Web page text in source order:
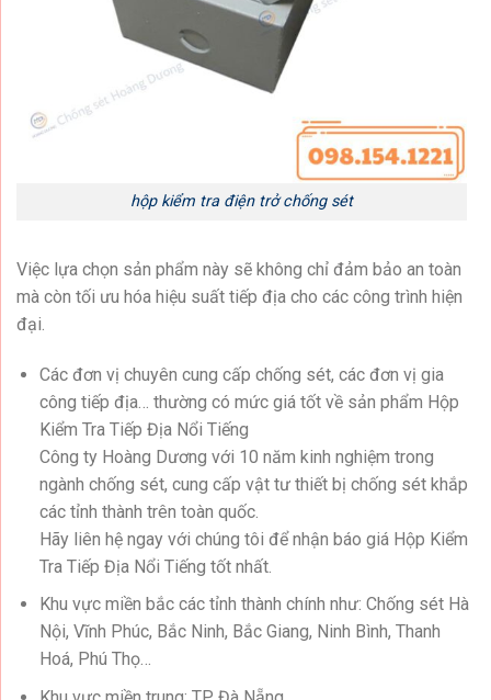
hộp kiểm tra điện trở chống sét
Việc lựa chọn sản phẩm này sẽ không chỉ đảm bảo an toàn
mà còn tối ưu hóa hiệu suất tiếp địa cho các công trình hiện
đại.
Các đơn vị chuyên cung cấp chống sét, các đơn vị gia
công tiếp địa… thường có mức giá tốt về sản phẩm Hộp
Kiểm Tra Tiếp Địa Nổi Tiếng
Công ty Hoàng Dương với 10 năm kinh nghiệm trong
ngành chống sét, cung cấp vật tư thiết bị chống sét khắp
các tỉnh thành trên toàn quốc.
Hãy liên hệ ngay với chúng tôi để nhận báo giá Hộp Kiểm
Tra Tiếp Địa Nổi Tiếng tốt nhất.
Khu vực miền bắc các tỉnh thành chính như: Chống sét Hà
Nội, Vĩnh Phúc, Bắc Ninh, Bắc Giang, Ninh Bình, Thanh
Hoá, Phú Thọ…